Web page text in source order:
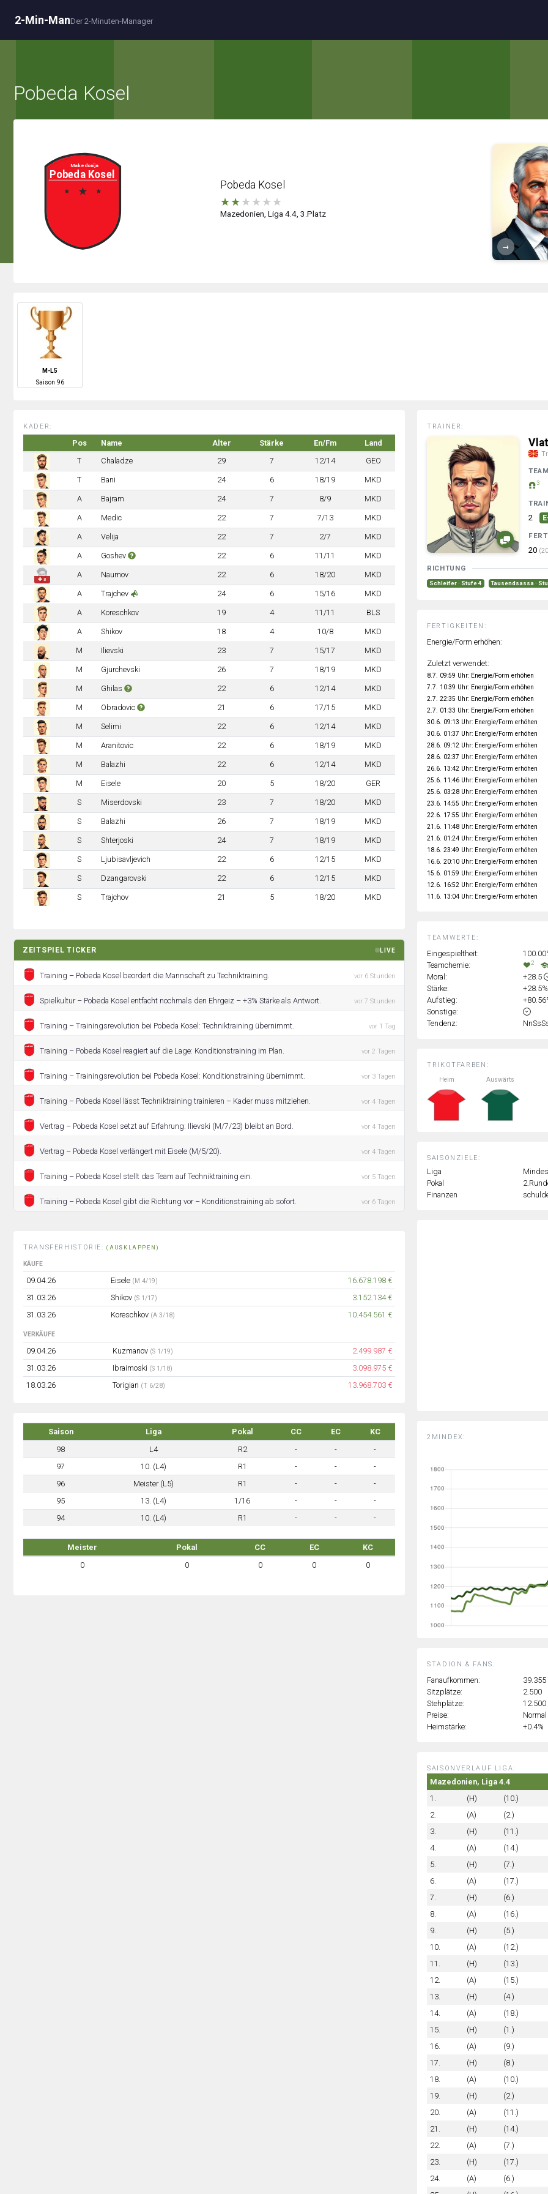
2-Min-ManDer 2-Minuten-Manager
Pobeda Kosel
Pobeda Kosel
★★★ ★ ★ ★
Mazedonien, Liga 4.4, 3.Platz
→
M-L5
Saison 96
KADER:
Pos Name Alter Stärke En/Fm
Land
T
Chaladze 29 7 12/14 GEO
T Bani 24 6 18/19 MKD
A Bajram 24 7 8/9 MKD
A Medic 22 7 7/13 MKD
A Velija 22 7 2/7 MKD
A Goshev 22 6 11/11 MKD
✚ 3
A Naumov 22 6 18/20 MKD
A Trajchev 24 6 15/16 MKD
A Koreschkov 19 4 11/11 BLS
A Shikov 18 4 10/8 MKD
M Ilievski 23 7 15/17 MKD
M Gjurchevski 26 7 18/19 MKD
M Ghilas 22 6 12/14 MKD
M Obradovic 21 6 17/15 MKD
M Selimi 22 6 12/14 MKD
M Aranitovic 22 6 18/19 MKD
M Balazhi 22 6 12/14 MKD
M Eisele 20 5 18/20 GER
S Miserdovski 23 7 18/20 MKD
S Balazhi 26 7 18/19 MKD
S Shterjoski 24 7 18/19 MKD
S Ljubisavljevich 22 6 12/15 MKD
S Dzangarovski 22 6 12/15 MKD
S Trajchov 21 5 18/20 MKD
ZEITSPIEL TICKER LIVE
Training – Pobeda Kosel beordert die Mannschaft zu Techniktraining. vor 6 Stunden
Spielkultur – Pobeda Kosel entfacht nochmals den Ehrgeiz – +3% Stärke als Antwort. vor 7 Stunden
Training – Trainingsrevolution bei Pobeda Kosel: Techniktraining übernimmt. vor 1 Tag
Training – Pobeda Kosel reagiert auf die Lage: Konditionstraining im Plan. vor 2 Tagen
Training – Trainingsrevolution bei Pobeda Kosel: Konditionstraining übernimmt. vor 3 Tagen
Training – Pobeda Kosel lässt Techniktraining trainieren – Kader muss mitziehen. vor 4 Tagen
Vertrag – Pobeda Kosel setzt auf Erfahrung: Ilievski (M/7/23) bleibt an Bord. vor 4 Tagen
Vertrag – Pobeda Kosel verlängert mit Eisele (M/5/20). vor 4 Tagen
Training – Pobeda Kosel stellt das Team auf Techniktraining ein. vor 5 Tagen
Training – Pobeda Kosel gibt die Richtung vor – Konditionstraining ab sofort. vor 6 Tagen
TRANSFERHISTORIE:(AUSKLAPPEN)
KÄUFE
09.04.26 Eisele (M 4/19)
16.678.198 €
31.03.26
Shikov (S 1/17)
3.152.134 €
31.03.26
Koreschkov (A 3/18) 10.454.561 €
VERKÄUFE
09.04.26 Kuzmanov (S 1/19)
2.499.987 €
31.03.26
Ibraimoski (S 1/18)
3.098.975 €
18.03.26
Torigian (T 6/28) 13.968.703 €
Saison Liga Pokal CC EC
KC
98
L4 R2 - -
-
97
10. (L4) R1 - -
-
96
Meister (L5) R1 - -
-
95
13. (L4) 1/16 - -
-
94
10. (L4) R1 - - -
Meister Pokal CC EC
KC
0
0 0 0 0
TRIKOTFARBEN:
Heim
Auswärts
SAISONZIELE:
Liga
Pokal
Finanzen
2MINDEX:
TEAMWERTE:
Eingespieltheit:
Teamchemie:
2
Moral:
+28.5
Stärke:
+28.5%
Aufstieg:
Sonstige:
Tendenz:
TRAINER:
3
2
20
RICHTUNG
Schleifer · Stufe 4 Tausendsassa ·
FERTIGKEITEN:
Energie/Form erhöhen:
Zuletzt verwendet:
8.7. 09:59 Uhr: Energie/Form erhöhen
7.7. 10:39 Uhr: Energie/Form erhöhen
2.7. 22:35 Uhr: Energie/Form erhöhen
2.7. 01:33 Uhr: Energie/Form erhöhen
30.6. 09:13 Uhr: Energie/Form erhöhen
30.6. 01:37 Uhr: Energie/Form erhöhen
28.6. 09:12 Uhr: Energie/Form erhöhen
28.6. 02:37 Uhr: Energie/Form erhöhen
26.6. 13:42 Uhr: Energie/Form erhöhen
25.6. 11:46 Uhr: Energie/Form erhöhen
25.6. 03:28 Uhr: Energie/Form erhöhen
23.6. 14:55 Uhr: Energie/Form erhöhen
22.6. 17:55 Uhr: Energie/Form erhöhen
21.6. 11:48 Uhr: Energie/Form erhöhen
21.6. 01:24 Uhr: Energie/Form erhöhen
18.6. 23:49 Uhr: Energie/Form erhöhen
16.6. 20:10 Uhr: Energie/Form erhöhen
15.6. 01:59 Uhr: Energie/Form erhöhen
12.6. 16:52 Uhr: Energie/Form erhöhen
11.6. 13:04 Uhr: Energie/Form erhöhen
STADION & FANS:
Fanaufkommen:
39.355
Sitzplätze:
2.500
Stehplätze:
12.500
Preise:
Normal
Heimstärke:
+0.4%
SAISONVERLAUF LIGA:
Mazedonien, Liga 4.4
1.
(H) (10.)
2.
(A) (2.)
3.
(H) (11.)
4.
(A) (14.)
5.
(H) (7.)
6.
(A) (17.)
7.
(H) (6.)
8.
(A) (16.)
9.
(H) (5.)
10.
(A) (12.)
11.
(H) (13.)
12.
(A) (15.)
13.
(H) (4.)
14.
(A) (18.)
15.
(H) (1.)
16.
(A) (9.)
17.
(H) (8.)
18.
(A) (10.)
19.
(H) (2.)
20.
(A) (11.)
21.
(H) (14.)
22.
(A) (7.)
23.
(H) (17.)
24.
(A) (6.)